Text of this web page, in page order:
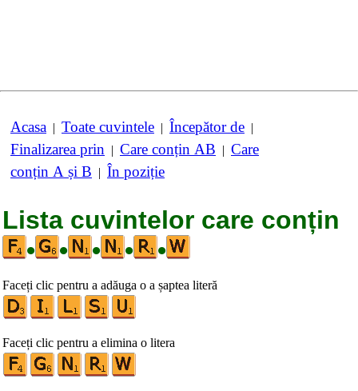
Acasa | Toate cuvintele | Începător de |
Finalizarea prin | Care conțin AB | Care
conțin A și B | În poziție
Lista cuvintelor care conțin
•
• • • •
Faceți clic pentru a adăuga o a șaptea literă
Faceți clic pentru a elimina o litera